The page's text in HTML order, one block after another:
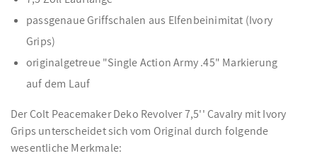
passgenaue Griffschalen aus Elfenbeinimitat (Ivory
Grips)
originalgetreue "Single Action Army .45" Markierung
auf dem Lauf
Der Colt Peacemaker Deko Revolver 7,5'' Cavalry mit Ivory
Grips unterscheidet sich vom Original durch folgende
wesentliche Merkmale: